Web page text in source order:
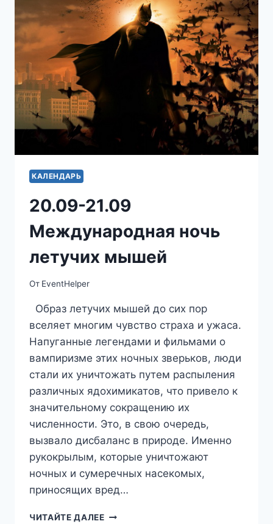
КАЛЕНДАРЬ
20.09-21.09
Международная ночь
летучих мышей
От EventHelper
Образ летучих мышей до сих пор
вселяет многим чувство страха и ужаса.
Напуганные легендами и фильмами о
вампиризме этих ночных зверьков, люди
стали их уничтожать путем распыления
различных ядохимикатов, что привело к
значительному сокращению их
численности. Это, в свою очередь,
вызвало дисбаланс в природе. Именно
рукокрылым, которые уничтожают
ночных и сумеречных насекомых,
приносящих вред…
ЧИТАЙТЕ ДАЛЕЕ20.09-